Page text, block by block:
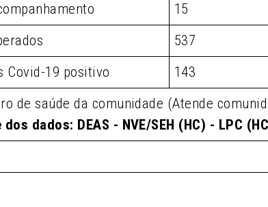
15
537
Covid-19 positivo
143
de saúde da comunidade (Atende
dos dados: DEAS - NVE/SEH (HC) - LPC